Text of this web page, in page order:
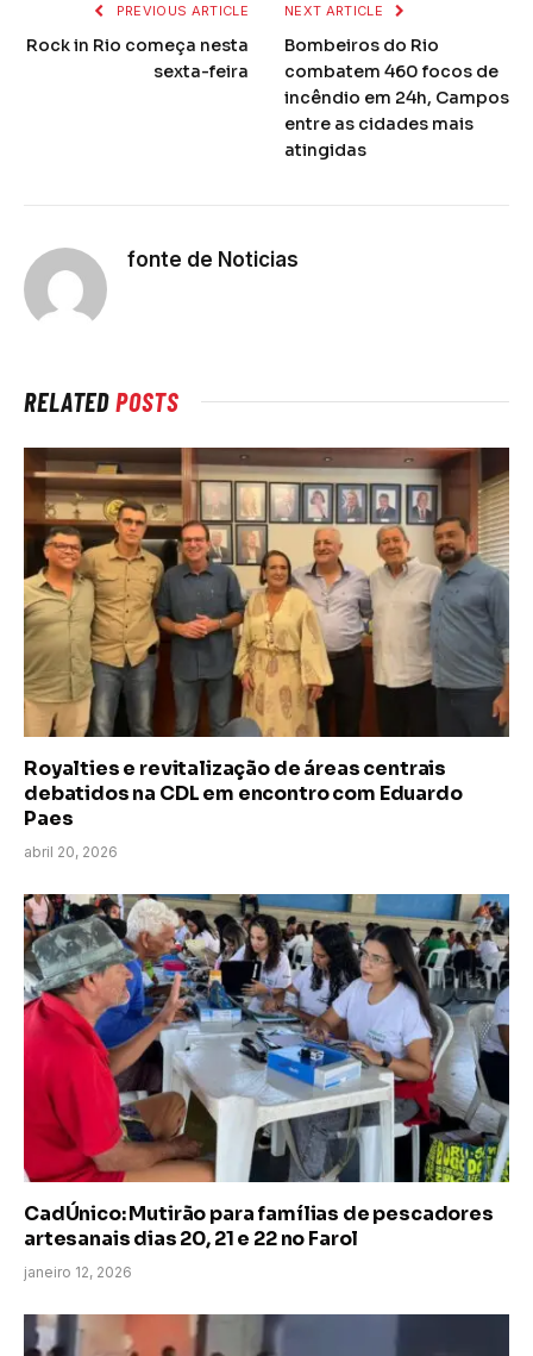
PREVIOUS ARTICLE
Rock in Rio começa nesta
sexta-feira
NEXT ARTICLE
Bombeiros do Rio
combatem 460 focos de
incêndio em 24h, Campos
entre as cidades mais
atingidas
fonte de Noticias
RELATEDPOSTS
Royalties e revitalização de áreas centrais
debatidos na CDL em encontro com Eduardo
Paes
abril 20, 2026
CadÚnico: Mutirão para famílias de pescadores
artesanais dias 20, 21 e 22 no Farol
janeiro 12, 2026